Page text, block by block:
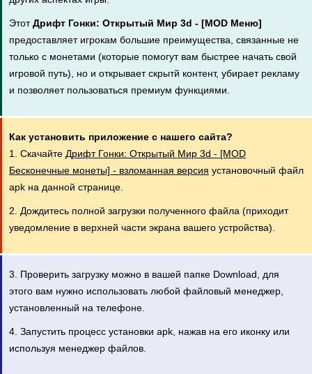
ЭтотДрифт Гонки: Открытый Мир 3d - [MOD Меню]
предоставляет игрокам большие преимущества, связанные не
только с монетами (которые помогут вам быстрее начать свой
игровой путь), но и открывает скрытй контент, убирает рекламу
и позволяет пользоваться премиум функциями.
Как установить приложение с нашего сайта?
1. Скачайте Дрифт Гонки: Открытый Мир 3d - [MOD
Бесконечные монеты] - взломанная версия установочный файл
apk на данной странице.
2. Дождитесь полной загрузки полученного файла (приходит
уведомление в верхней части экрана вашего устройства).
3. Проверить загрузку можно в вашей папке Download, для
этого вам нужно использовать любой файловый менеджер,
установленный на телефоне.
4. Запустить процесс установки apk, нажав на его иконку или
используя менеджер файлов.